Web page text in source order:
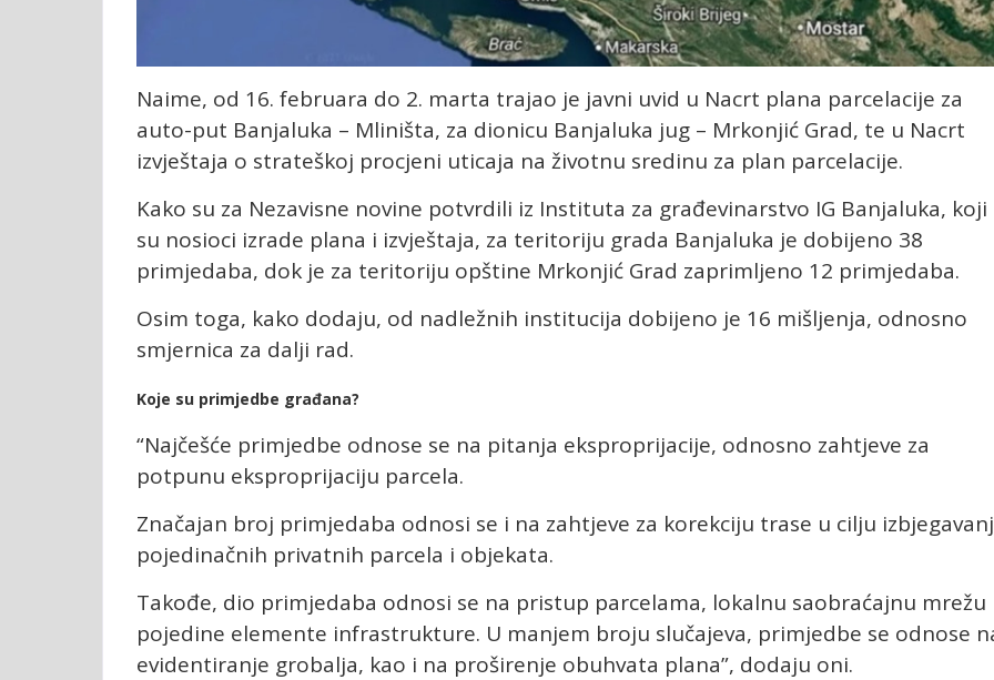
Naime, od 16. februara do 2. marta trajao je javni uvid u Nacrt plana parcelacije za
auto-put Banjaluka – Mliništa, za dionicu Banjaluka jug – Mrkonjić Grad, te u Nacrt
izvještaja o strateškoj procjeni uticaja na životnu sredinu za plan parcelacije.
Kako su za Nezavisne novine potvrdili iz Instituta za građevinarstvo IG Banjaluka, koji
su nosioci izrade plana i izvještaja, za teritoriju grada Banjaluka je dobijeno 38
primjedaba, dok je za teritoriju opštine Mrkonjić Grad zaprimljeno 12 primjedaba.
Osim toga, kako dodaju, od nadležnih institucija dobijeno je 16 mišljenja, odnosno
smjernica za dalji rad.
Koje su primjedbe građana?
“Najčešće primjedbe odnose se na pitanja eksproprijacije, odnosno zahtjeve za
potpunu eksproprijaciju parcela.
Značajan broj primjedaba odnosi se i na zahtjeve za korekciju trase u cilju
pojedinačnih privatnih parcela i objekata.
Takođe, dio primjedaba odnosi se na pristup parcelama, lokalnu saobraćajnu mrežu
pojedine elemente infrastrukture. U manjem broju slučajeva, primjedbe se odnose
evidentiranje grobalja, kao i na proširenje obuhvata plana”, dodaju oni.